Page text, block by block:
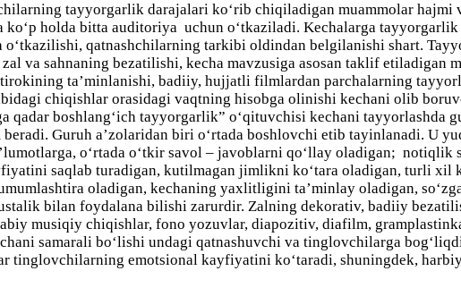
tayyorgarlik darajalari ko‘rib chiqiladigan muammolar hajmi
holda bitta auditoriya uchun o‘tkaziladi. Kechalarga
o‘tkazilishi, qatnashchilarning tarkibi oldindan belgilanishi shart.
va sahnaning bezatilishi, kecha mavzusiga asosan taklif etiladigan
ta’minlanishi, badiiy, hujjatli filmlardan parchalarning
chiqishlar orasidagi vaqtning hisobga olinishi kechani olib
qadar boshlang‘ich tayyorgarlik” o‘qituvchisi kechani tayyorlashda
beradi. Guruh a’zolaridan biri o‘rtada boshlovchi etib tayinlanadi. U
o‘rtada o‘tkir savol – javoblarni qo‘llay oladigan; notiqlik
saqlab turadigan, kutilmagan jimlikni ko‘tara oladigan, turli xil
oladigan, kechaning yaxlitligini ta’minlay oladigan,
bilan foydalana bilishi zarurdir. Zalning dekorativ, badiiy
musiqiy chiqishlar, fono yozuvlar, diapozitiv, diafilm,
samarali bo‘lishi undagi qatnashuvchi va tinglovchilarga
tinglovchilarning emotsional kayfiyatini ko‘taradi, shuningdek,